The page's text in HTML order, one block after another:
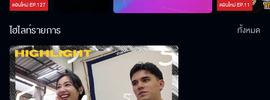
ตอนใหม่EP.127 ตอนใหม่EP.11
ไฮไลท์รายการ ทั้งหมด